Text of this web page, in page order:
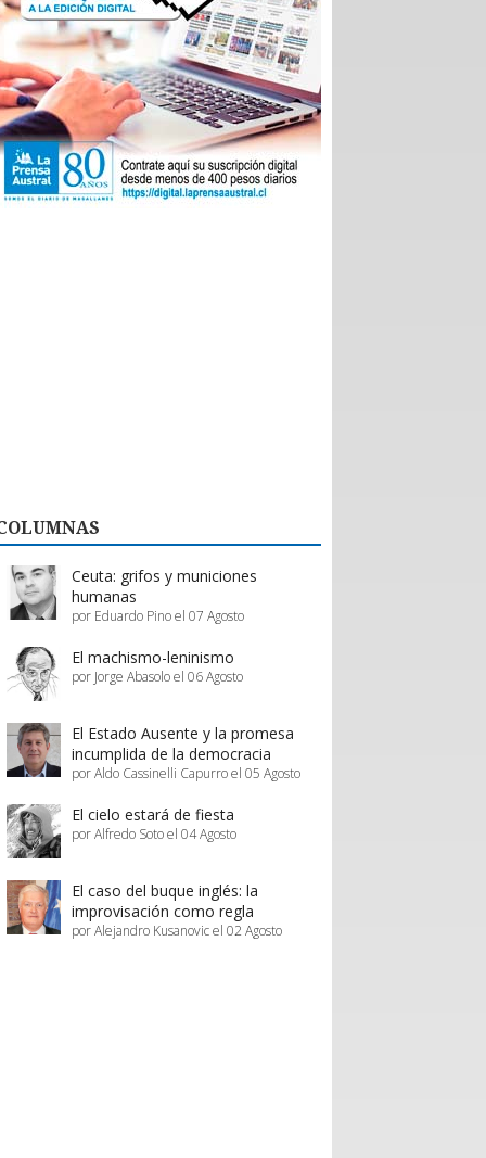
Esta dinámica es fundamental para que pequeños
y medianos proveedores, tanto locales como
nacionales, puedan presentar sus innovaciones
directamente a los operadores que definen la
oferta de la temporada 2026-2027.
La feria ha permitido romper las barreras
tradicionales de intermediación. Al habilitar tres
salones de exposición para dar respuesta al alto
interés de los participantes, se generó un
ecosistema donde convivieron distribuidoras
Estos esfuerzos deben ser acompañados y
pública y programas de promoción eficientes de
parte de Sernatur.
Ceuta: grifos y municiones
humanas
por Eduardo Pino el 07 Agosto
El machismo-leninismo
por Jorge Abasolo el 06 Agosto
El Estado Ausente y la promesa
incumplida de la democracia
por Aldo Cassinelli Capurro el 05 Agosto
El cielo estará de fiesta
por Alfredo Soto el 04 Agosto
El caso del buque inglés: la
improvisación como regla
por Alejandro Kusanovic el 02 Agosto